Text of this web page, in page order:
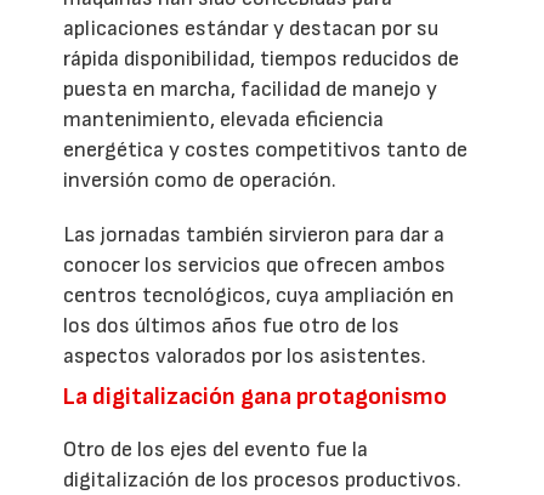
aplicaciones estándar y destacan por su
rápida disponibilidad, tiempos reducidos de
puesta en marcha, facilidad de manejo y
mantenimiento, elevada eficiencia
energética y costes competitivos tanto de
inversión como de operación.
Las jornadas también sirvieron para dar a
conocer los servicios que ofrecen ambos
centros tecnológicos, cuya ampliación en
los dos últimos años fue otro de los
aspectos valorados por los asistentes.
La digitalización gana protagonismo
Otro de los ejes del evento fue la
digitalización de los procesos productivos.